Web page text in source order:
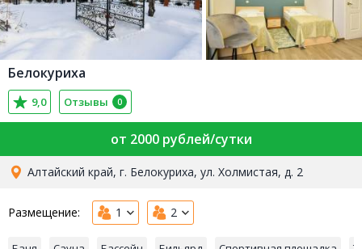
Белокуриха
9,0 Отзывы 0
от 2000 рублей/сутки
Алтайский край, г. Белокуриха, ул. Холмистая, д. 2
Размещение: 1 2